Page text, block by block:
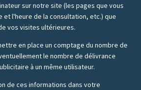
sur notre site (les pages que vous
et l'heure de la consultation, etc.) que
vos visites ultérieures.
en place un comptage du nombre de
le nombre de délivrance
à un même utilisateur.
de ces informations dans votre